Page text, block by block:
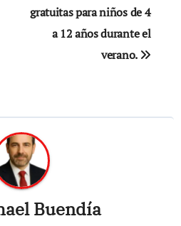
gratuitas para niños de 4
a 12 años durante el
verano.
Buendía